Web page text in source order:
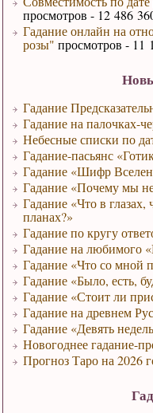
просмотров - 12 486
Гадание онлайн на
розы" просмотров - 11
Гадание
Гадание на палочках-
Небесные списки по
Гадание-пасьянс
Гадание «Шифр
Гадание «Почему мы
Гадание «Что в
планах?»
Гадание по кругу
Гадание на любимого
Гадание «Что со мной
Гадание «Было, есть,
Гадание «Стоит ли
Гадание на древнем
Гадание «Девять
Новогоднее гадание-
Прогноз Таро на 2026